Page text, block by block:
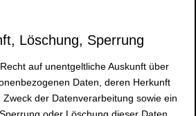
Löschung, Sperrung
auf unentgeltliche Auskunft über
Daten, deren Herkunft
der Datenverarbeitung sowie ein